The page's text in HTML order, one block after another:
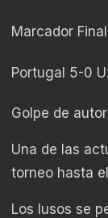
Marcador Final
Portugal 5-0
Golpe de
Una de las
torneo hasta
Los lusos se